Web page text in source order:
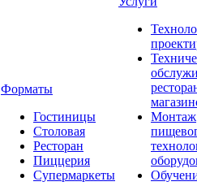
Форматы
Гостиницы
Столовая
Ресторан
Пиццерия
Супермаркеты
Монтаж